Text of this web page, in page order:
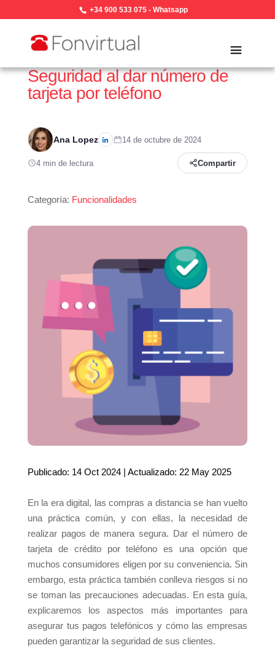
+34 900 533 075- Whatsapp
Seguridad al dar número de
tarjeta por teléfono
Ana Lopez 14 de octubre de 2024
4 min de lectura Compartir
Categoría: Funcionalidades
Publicado: 14 Oct 2024 | Actualizado: 22 May 2025
En la era digital, las compras a distancia se han vuelto
una práctica común, y con ellas, la necesidad de
realizar pagos de manera segura. Dar el número de
tarjeta de crédito por teléfono es una opción que
muchos consumidores eligen por su conveniencia. Sin
embargo, esta práctica también conlleva riesgos si no
se toman las precauciones adecuadas. En esta guía,
explicaremos los aspectos más importantes para
asegurar tus pagos telefónicos y cómo las empresas
pueden garantizar la seguridad de sus clientes.